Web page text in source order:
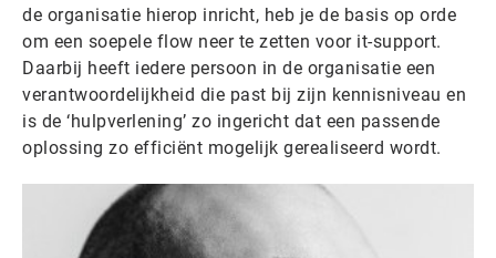
de organisatie hierop inricht, heb je de basis op orde
om een soepele flow neer te zetten voor it-support.
Daarbij heeft iedere persoon in de organisatie een
verantwoordelijkheid die past bij zijn kennisniveau en
is de ‘hulpverlening’ zo ingericht dat een passende
oplossing zo efficiënt mogelijk gerealiseerd wordt.